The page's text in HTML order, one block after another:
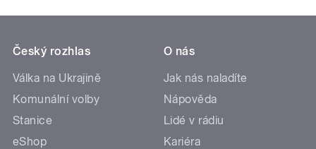
Český rozhlas
Válka na Ukrajině
Komunální volby
Stanice
eShop
O nás
Jak nás naladíte
Nápověda
Lidé v rádiu
Kariéra